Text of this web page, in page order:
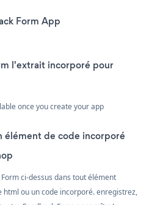
Form App
l'extrait incorporé pour
once you create your app
élément de code incorporé
ci-dessus dans tout élément
html ou un code incorporé. enregistrez,